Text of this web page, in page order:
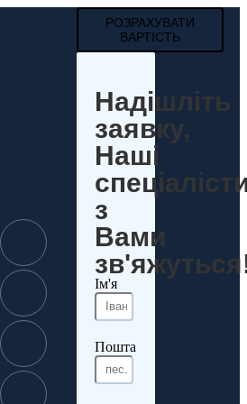
РОЗРАХУВАТИ
ВАРТІСТЬ
Надішліть
заявку,
Наші
з
Вами
Ім'я
Пошта